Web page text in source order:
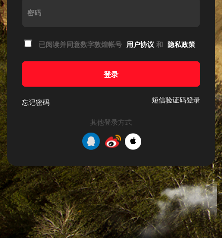
密码
已阅读并同意数字敦煌帐号 用户协议 和 隐私政策
登录
忘记密码 短信验证码登录
其他登录方式